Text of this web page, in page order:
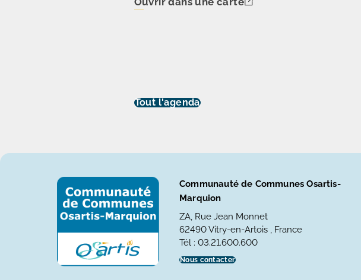
Tout l'agenda
Communauté de Communes Osartis-
Marquion
ZA, Rue Jean Monnet
62490 Vitry-en-Artois , France
Tél : 03.21.600.600
Nous contacter